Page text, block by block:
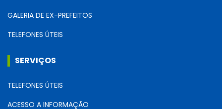
GALERIA DE EX-PREFEITOS
TELEFONES ÚTEIS
SERVIÇOS
TELEFONES ÚTEIS
ACESSO A INFORMAÇÃO